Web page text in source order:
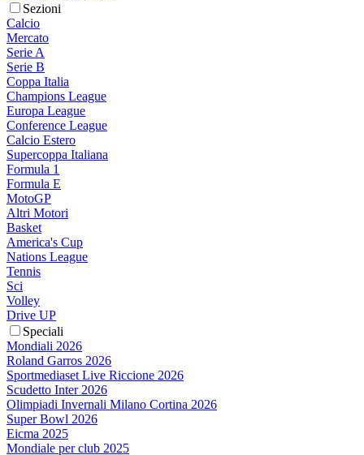
Sezioni
Calcio
Mercato
Serie A
Serie B
Coppa Italia
Champions League
Europa League
Conference League
Calcio Estero
Supercoppa Italiana
Formula 1
Formula E
MotoGP
Altri Motori
Basket
America's Cup
Nations League
Tennis
Sci
Volley
Drive UP
Speciali
Mondiali 2026
Roland Garros 2026
Sportmediaset Live Riccione 2026
Scudetto Inter 2026
Olimpiadi Invernali Milano Cortina 2026
Super Bowl 2026
Eicma 2025
Mondiale per club 2025